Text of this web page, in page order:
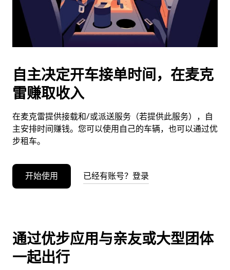
退
闭
日
历。
自主决定开车接单时间，在麦克
雷赚取收入
在麦克雷提供接载和/或派送服务（若提供此服务），自
主安排时间赚钱。您可以使用自己的车辆，也可以通过优
步租车。
开始使用 已经有账号？登录
通过优步应用与亲友或大型团体
一起出行